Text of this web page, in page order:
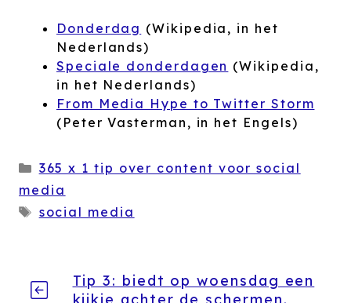
Donderdag (Wikipedia, in het
Nederlands)
Speciale donderdagen (Wikipedia,
in het Nederlands)
From Media Hype to Twitter Storm
(Peter Vasterman, in het Engels)
Categorieën
365 x 1 tip over content voor social
media
Tags
social media
Tip 3: biedt op woensdag een